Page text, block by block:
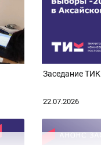
Заседание
22.07.2026